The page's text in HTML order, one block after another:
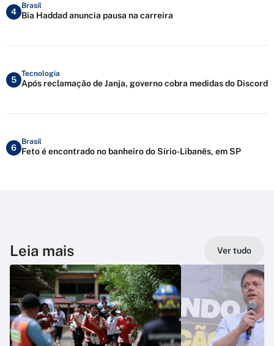
4
Brasil
Bia Haddad anuncia pausa na carreira
5
Tecnologia
Após reclamação de Janja, governo cobra medidas do Discord
6
Brasil
Feto é encontrado no banheiro do Sírio-Libanês, em SP
Leia mais Ver tudo